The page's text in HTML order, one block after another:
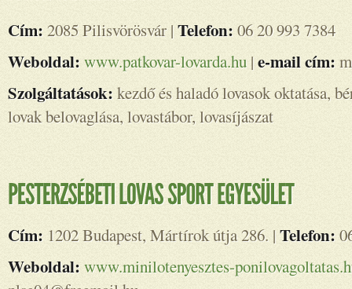
Cím: 2085 Pilisvörösvár |Telefon: 06 20 993 7384
Weboldal: www.patkovar-lovarda.hu |e-mail cím:
Szolgáltatások: kezdő és haladó lovasok oktatása,
lovak belovaglása, lovastábor, lovasíjászat
Cím: 1202 Budapest, Mártírok útja 286. |Telefon:
Weboldal: www.minilotenyesztes-